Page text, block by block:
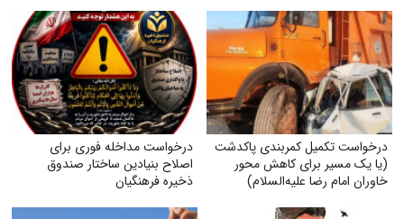
درخواست تکمیل کمربندی پاکدشت
(یا یک مسیر برای کاهش محور
خاوران امام رضا علیه‌السلام)
درخواست مداخله فوری برای
اصلاح بنیادین ساختار صندوق
ذخیره فرهنگیان